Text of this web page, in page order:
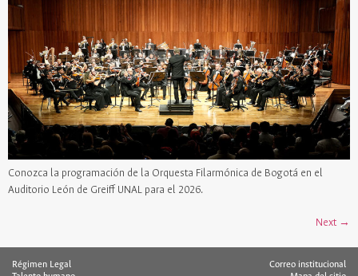
Conozca la programación de la Orquesta Filarmónica de Bogotá en el
Auditorio León de Greiff UNAL para el 2026.
Next →
Régimen Legal
Correo institucional